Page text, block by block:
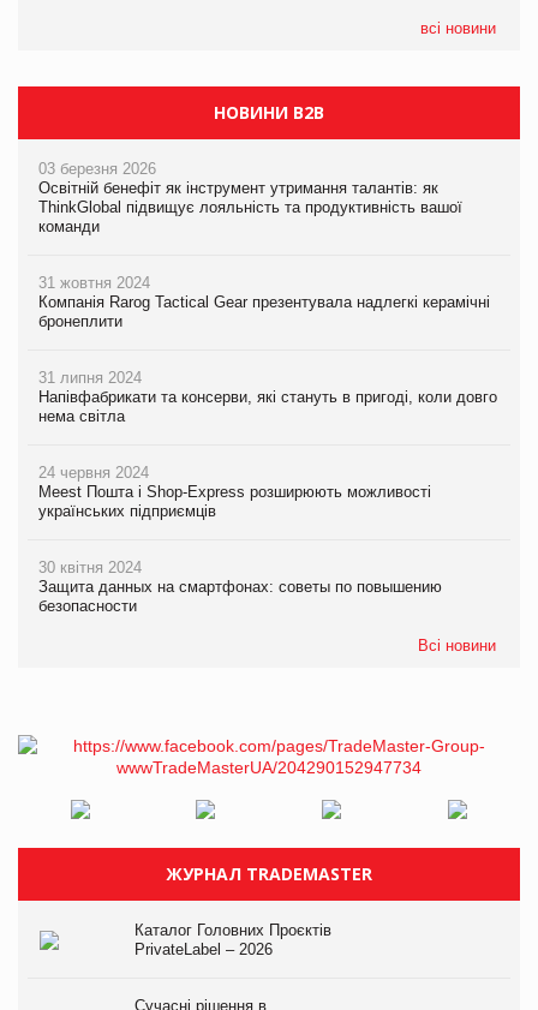
всі новини
НОВИНИ B2B
03 березня 2026
Освітній бенефіт як інструмент утримання талантів: як
ThinkGlobal підвищує лояльність та продуктивність вашої
команди
31 жовтня 2024
Компанія Rarog Tactical Gear презентувала надлегкі керамічні
бронеплити
31 липня 2024
Напівфабрикати та консерви, які стануть в пригоді, коли довго
нема світла
24 червня 2024
Meest Пошта і Shop-Express розширюють можливості
українських підприємців
30 квітня 2024
Защита данных на смартфонах: советы по повышению
безопасности
Всі новини
ЖУРНАЛ TRADEMASTER
Каталог Головних Проєктів
PrivateLabel – 2026
Сучасні рішення в